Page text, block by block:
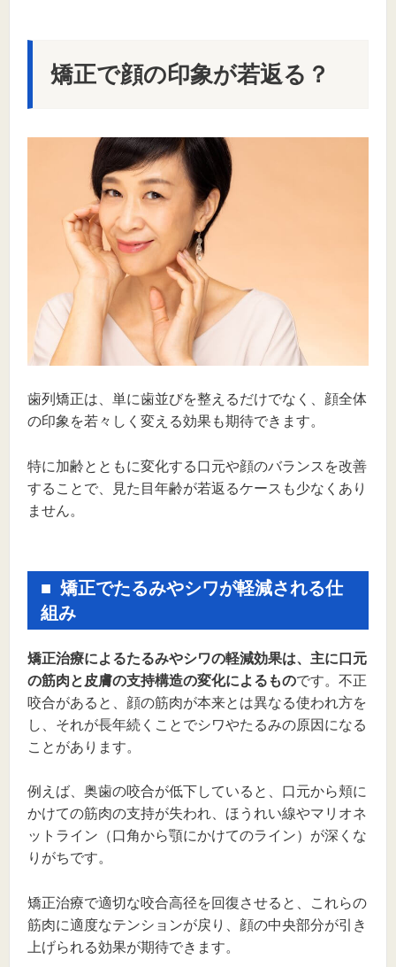
矯正で顔の印象が若返る？
歯列矯正は、単に歯並びを整えるだけでなく、顔全体
の印象を若々しく変える効果も期待できます。
特に加齢とともに変化する口元や顔のバランスを改善
することで、見た目年齢が若返るケースも少なくあり
ません。
矯正でたるみやシワが軽減される仕
組み
矯正治療によるたるみやシワの軽減効果は、主に口元
の筋肉と皮膚の支持構造の変化によるものです。不正
咬合があると、顔の筋肉が本来とは異なる使われ方を
し、それが長年続くことでシワやたるみの原因になる
ことがあります。
例えば、奥歯の咬合が低下していると、口元から頬に
かけての筋肉の支持が失われ、ほうれい線やマリオネ
ットライン（口角から顎にかけてのライン）が深くな
りがちです。
矯正治療で適切な咬合高径を回復させると、これらの
筋肉に適度なテンションが戻り、顔の中央部分が引き
上げられる効果が期待できます。